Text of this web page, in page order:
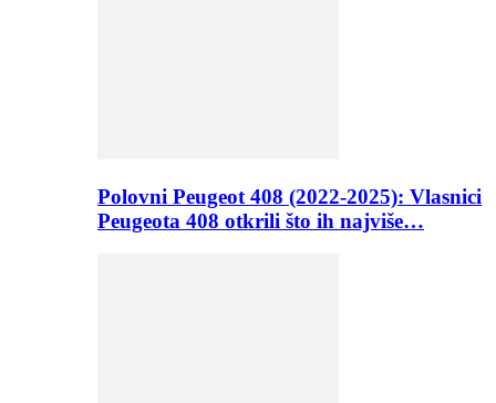
Polovni Peugeot 408 (2022-2025): Vlasnici
Peugeota 408 otkrili što ih najviše…